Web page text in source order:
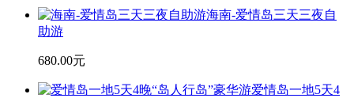
海南-爱情岛三天三夜自
助游
680.00元
爱情岛一地5天4